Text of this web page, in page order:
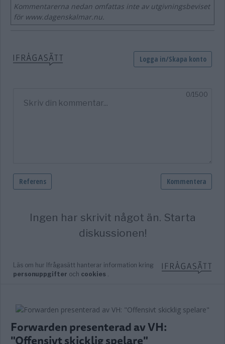
Kommentarerna nedan omfattas inte av utgivningsbeviset
för www.dagenskalmar.nu.
Forwarden presenterad av VH:
"Offensivt skicklig spelare"